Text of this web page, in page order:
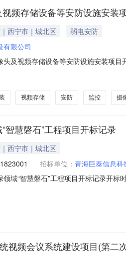
频存储设备等安防设施安装
西宁市｜城北区
弱电安防
有限公司
头及视频存储设备等安防设施安装项
\/%;工期:日历天;质量要求:;保证金金
视频存储 安防 监控 摄
智慧磐石”工程项目开标记录
西宁市｜城北区
招标单位： 青海巨泰信息科
领域“智慧磐石”工程项目开标记录开
投标人名称:
视频会议系统建设项目(第二